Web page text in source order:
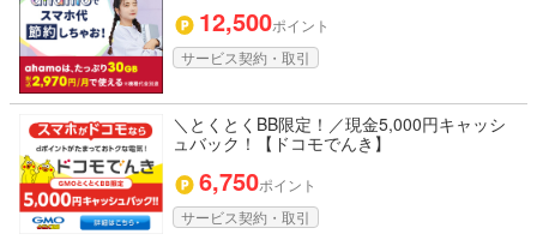
12,500ポイント
サービス契約・取引
＼とくとくBB限定！／現金5,000円キャッシ
ュバック！【ドコモでんき】
6,750ポイント
サービス契約・取引